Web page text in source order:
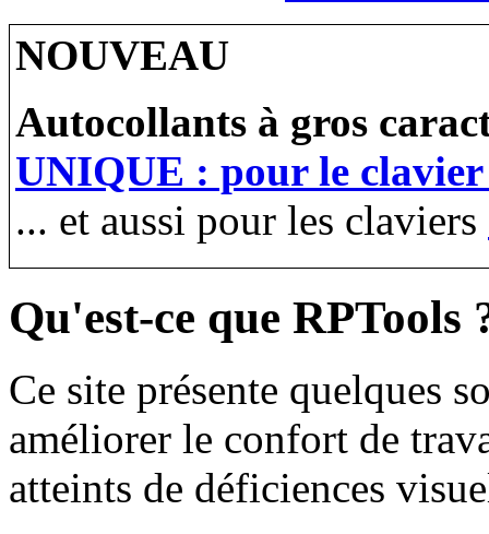
NOUVEAU
Autocollants à gros
UNIQUE : pour le
... et aussi pour les claviers
Qu'est-ce que RPTools
Ce site présente quelques
améliorer le confort de
atteints de déficiences